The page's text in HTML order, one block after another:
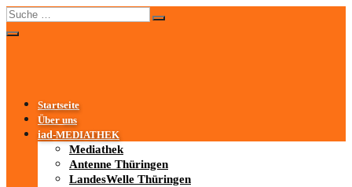
Startseite
Über uns
iad-MEDIATHEK
Mediathek
Antenne Thüringen
LandesWelle Thüringen